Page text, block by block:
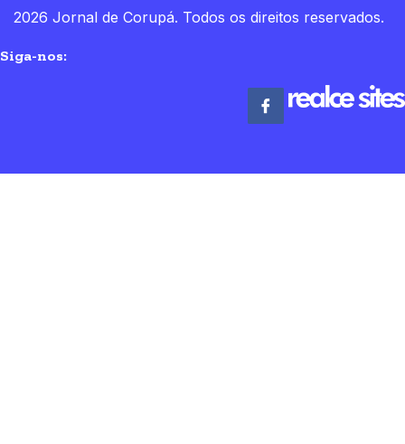
2026 Jornal de Corupá. Todos os direitos reservados.
Siga-nos: